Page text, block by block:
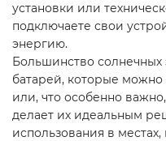
установки или
подключаете свои
энергию.
Большинство солнечных
батарей, которые можно
или, что особенно
делает их идеальным
использования в местах,